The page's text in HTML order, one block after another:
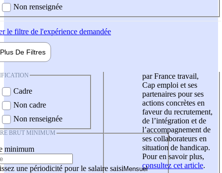
Non renseignée
le filtre de l'expérience demandée
Plus De Filtres
Cadre
Non cadre
Non renseignée
BRUT MINIMUM
minimum
une périodicité pour le salaire saisi
par France travail,
Cap emploi et ses
partenaires pour ses
actions concrètes en
faveur du recrutement,
de l’intégration et de
l’accompagnement de
ses collaborateurs en
situation de handicap.
Pour en savoir plus,
consultez cet article.